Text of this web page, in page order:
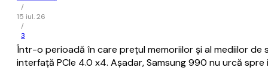
/
15 iul. 26
/
3
Într-o perioadă în care prețul memoriilor și al mediilor de
interfață PCIe 4.0 x4. Așadar, Samsung 990 nu urcă